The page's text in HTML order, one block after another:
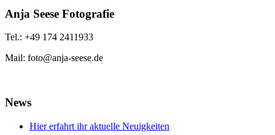
Anja Seese Fotografie
Tel.: +49 174 2411933
Mail: foto@anja-seese.de
News
Hier erfahrt ihr aktuelle Neuigkeiten